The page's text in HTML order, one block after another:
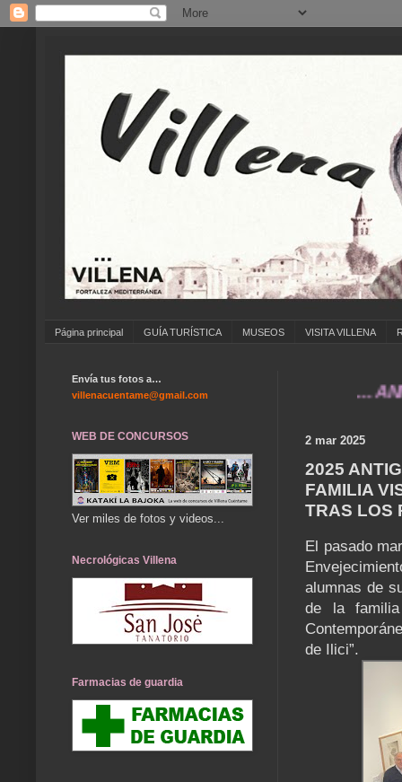
Página principal GUÍA TURÍSTICA MUSEOS VISITA VILLENA
... ANÍMATE
2 mar 2025
2025
FAMILIA
TRAS LOS
El pasado
alumnas de
de la
de Ilici”.
Envía tus fotos a…
villenacuentame@gmail.com
WEB DE CONCURSOS
Ver miles de fotos y videos...
Necrológicas Villena
Farmacias de guardia